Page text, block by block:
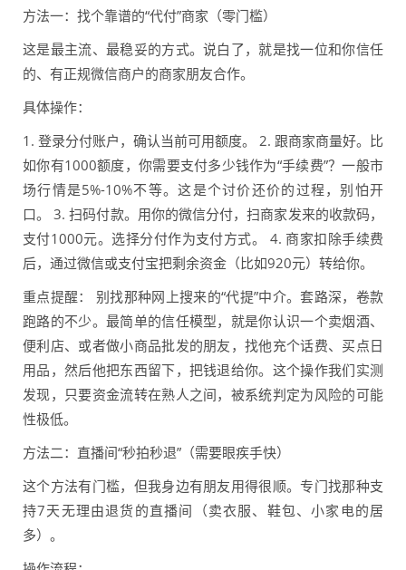
方法一：找个靠谱的“代付”商家（零门槛）
这是最主流、最稳妥的方式。说白了，就是找一位和你信任
的、有正规微信商户的商家朋友合作。
具体操作：
1. 登录分付账户，确认当前可用额度。 2. 跟商家商量好。比
如你有1000额度，你需要支付多少钱作为“手续费”？一般市
场行情是5%-10%不等。这是个讨价还价的过程，别怕开
口。 3. 扫码付款。用你的微信分付，扫商家发来的收款码，
支付1000元。选择分付作为支付方式。 4. 商家扣除手续费
后，通过微信或支付宝把剩余资金（比如920元）转给你。
重点提醒： 别找那种网上搜来的“代提”中介。套路深，卷款
跑路的不少。最简单的信任模型，就是你认识一个卖烟酒、
便利店、或者做小商品批发的朋友，找他充个话费、买点日
用品，然后他把东西留下，把钱退给你。这个操作我们实测
发现，只要资金流转在熟人之间，被系统判定为风险的可能
性极低。
方法二：直播间“秒拍秒退”（需要眼疾手快）
这个方法有门槛，但我身边有朋友用得很顺。专门找那种支
持7天无理由退货的直播间（卖衣服、鞋包、小家电的居
多）。